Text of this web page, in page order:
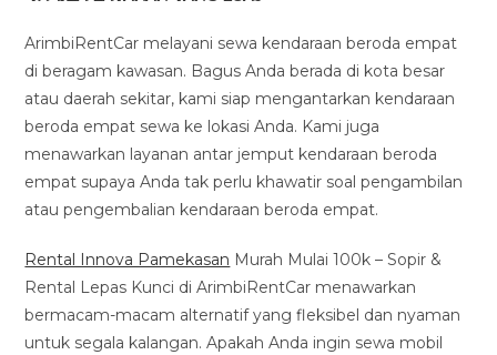
ArimbiRentCar melayani sewa kendaraan beroda empat
di beragam kawasan. Bagus Anda berada di kota besar
atau daerah sekitar, kami siap mengantarkan kendaraan
beroda empat sewa ke lokasi Anda. Kami juga
menawarkan layanan antar jemput kendaraan beroda
empat supaya Anda tak perlu khawatir soal pengambilan
atau pengembalian kendaraan beroda empat.
Rental Innova Pamekasan Murah Mulai 100k – Sopir &
Rental Lepas Kunci di ArimbiRentCar menawarkan
bermacam-macam alternatif yang fleksibel dan nyaman
untuk segala kalangan. Apakah Anda ingin sewa mobil